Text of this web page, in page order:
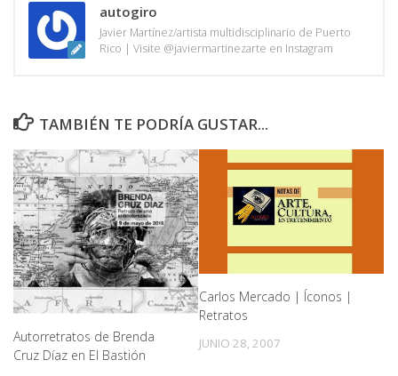
autogiro
Javier Martínez/artista multidisciplinario de Puerto
Rico | Visite @javiermartinezarte en Instagram
TAMBIÉN TE PODRÍA GUSTAR...
Autorretratos de Brenda
Cruz Díaz en El Bastión
Carlos Mercado | Íconos |
Retratos
JUNIO 28, 2007